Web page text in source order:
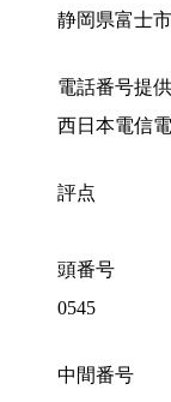
静岡県富士市
電話番号提
西日本電信
評点
頭番号
0545
中間番号